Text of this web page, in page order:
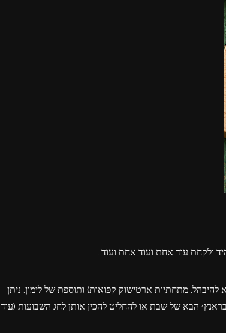
ולקחת עוד אחת ועוד אחת ועוד…
מתחתיות ארטישוק קפואות) ותוספת של לימון. ניתן
הבא של שבת או להחליט להכין אותן לחג השבועות (עוד